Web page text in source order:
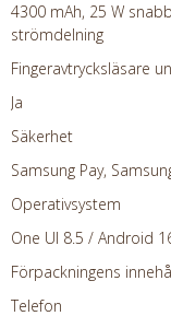
4300 mAh, 25 W
ström­delning
Fingeravtrycksläsare
Ja
Säkerhet
Samsung Pay,
Operativsystem
One UI 8.5 / Android
Förpackningens
Telefon